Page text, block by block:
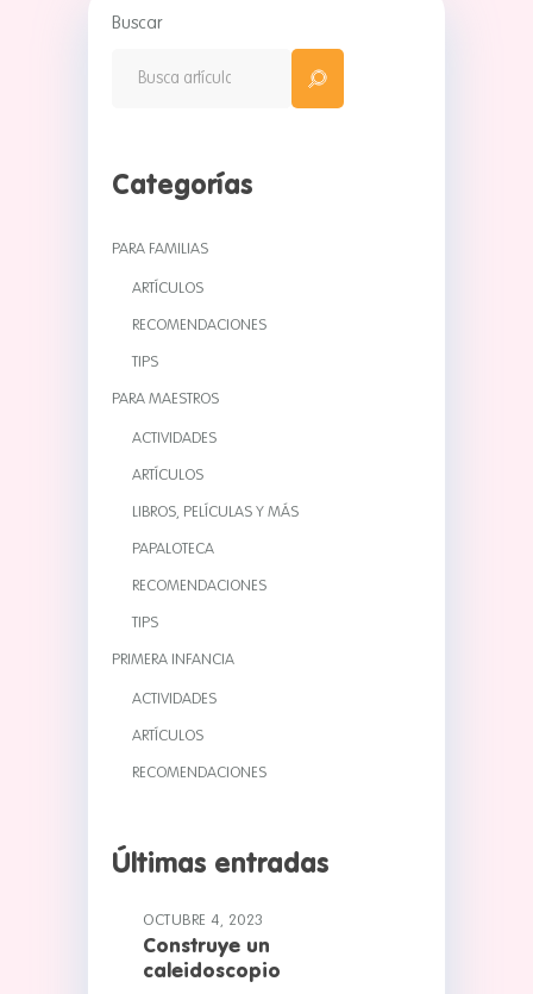
Buscar
Categorías
PARA FAMILIAS
ARTÍCULOS
RECOMENDACIONES
TIPS
PARA MAESTROS
ACTIVIDADES
ARTÍCULOS
LIBROS, PELÍCULAS Y MÁS
PAPALOTECA
RECOMENDACIONES
TIPS
PRIMERA INFANCIA
ACTIVIDADES
ARTÍCULOS
RECOMENDACIONES
Últimas entradas
OCTUBRE 4, 2023
Construye un
caleidoscopio